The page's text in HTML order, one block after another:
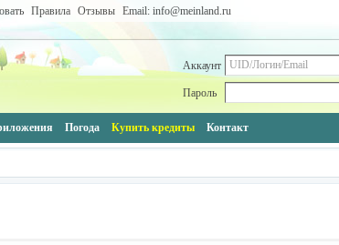
Правила Отзывы Email: info@meinland.ru
Аккаунт
Пароль
Погода Купить кредиты Контакт